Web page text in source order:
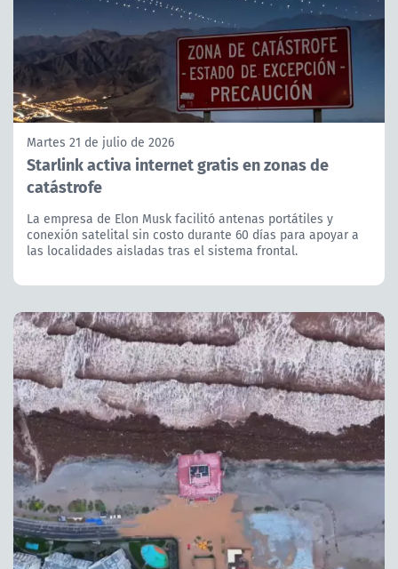
Martes 21 de julio de 2026
Starlink activa internet gratis en zonas de
catástrofe
La empresa de Elon Musk facilitó antenas portátiles y
conexión satelital sin costo durante 60 días para apoyar a
las localidades aisladas tras el sistema frontal.